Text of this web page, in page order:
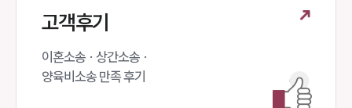
고객후기
이혼소송 · 상간소송 ·
양육비소송 만족 후기